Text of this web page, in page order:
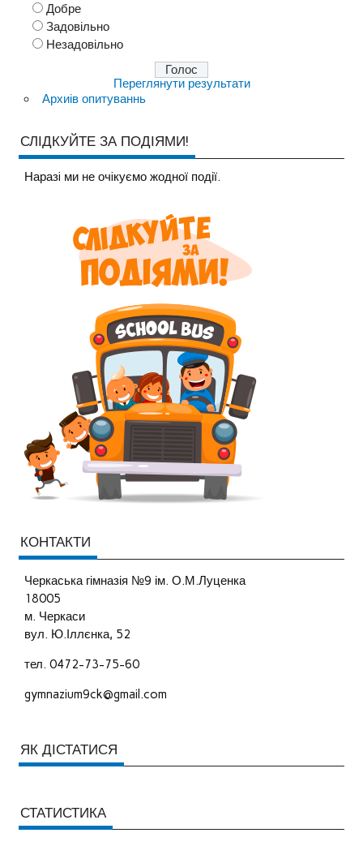
Добре
Задовільно
Незадовільно
Переглянути результати
Архиів опитуваннь
СЛІДКУЙТЕ ЗА ПОДІЯМИ!
Наразi ми не очiкуємо жодної події.
КОНТАКТИ
Черкаська гімназія №9 ім. О.М.Луценка
18005
м. Черкаси
вул. Ю.Іллєнка, 52
тел. 0472-73-75-60
gymnazium9ck@gmail.com
ЯК ДІСТАТИСЯ
СТАТИСТИКА